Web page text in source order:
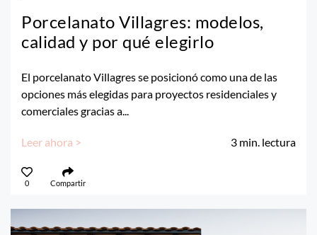
Porcelanato Villagres: modelos,
calidad y por qué elegirlo
El porcelanato Villagres se posicionó como una de las
opciones más elegidas para proyectos residenciales y
comerciales gracias a...
Leer ahora > 3 min. lectura
0 Compartir